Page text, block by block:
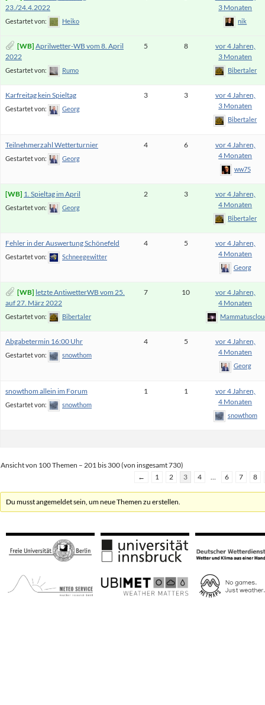
23./24.4.2022
Gestartet von: Heiko
3 Monaten
nik
Aprilwetter-WB vom 8. April
2022
Gestartet von: Rumo
5 8
vor 4 Jahren,
3 Monaten
Bibertaler
Karfreitag kein Spieltag
Gestartet von: Georg
3 3
vor 4 Jahren,
3 Monaten
Bibertaler
Teilnehmerzahl Wetterturnier
Gestartet von: Georg
4 6
vor 4 Jahren,
4 Monaten
ww75
1. Spieltag im April
Gestartet von: Georg
2 3
vor 4 Jahren,
4 Monaten
Bibertaler
Fehler in der Auswertung Schönefeld
Gestartet von: Schneegewitter
4 5
vor 4 Jahren,
4 Monaten
Georg
letzte AntiwetterWB vom 25.
auf 27. März 2022
Gestartet von: Bibertaler
7 10
vor 4 Jahren,
4 Monaten
Abgabetermin 16:00 Uhr
Gestartet von: snowthom
4 5
vor 4 Jahren,
4 Monaten
Georg
snowthom allein im Forum
Gestartet von: snowthom
1 1
vor 4 Jahren,
4 Monaten
snowthom
Ansicht von 100 Themen – 201 bis 300 (von insgesamt 730)
←
1 2 3 4 6 7 8
Du musst angemeldet sein, um neue Themen zu erstellen.